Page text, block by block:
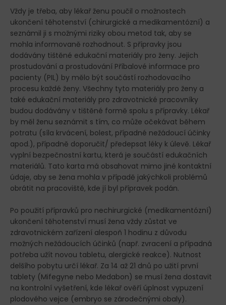
Vždy je třeba, aby lékař ženu poučil o možnostech
ukončení těhotenství (chirurgické a medikamentózní) a
seznámil ji s možnými riziky obou metod tak, aby se
mohla informovaně rozhodnout. S přípravky jsou
dodávány tištěné edukační materiály pro ženy. Jejich
prostudování a prostudování Příbalové informace pro
pacienty (PIL) by mělo být součástí rozhodovacího
procesu každé ženy. Všechny tyto materiály pro ženy a
také edukační materiály pro zdravotnické pracovníky
budou dodávány v tištěné formě spolu s přípravky. Lékař
by měl ženu seznámit s tím, co může očekávat během
potratu (síla krvácení, bolest, případné nežádoucí účinky
apod.), případně doporučit/ předepsat léky k úlevě. Lékař
vyplní bezpečnostní kartu, která je součástí edukačních
materiálů. Tato karta má obsahovat mimo jiné kontaktní
údaje, aby se žena mohla v případě jakýchkoli problémů
obrátit na pracoviště, kde jí byl přípravek podán.
Po použití přípravků pro nechirurgické (medikamentózní)
ukončení těhotenství musí žena vždy zůstat ve
zdravotnickém zařízení alespoň 1 hodinu z důvodu
možných nežádoucích účinků (např. zvracení a případná
potřeba užít novou tabletu, alergické reakce). Nutnost
delšího pobytu určí lékař. Za 14 až 21 dnů po užití první
tablety (Mifegyne nebo Medabon) se musí žena dostavit
na kontrolní vyšetření, kde lékař ověří úplnost vypuzení
plodového vejce (embryo se zárodečnými obaly).